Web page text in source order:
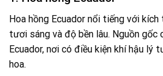
Hoa hồng Ecuador nổi tiếng với
tươi sáng và độ bền lâu. Nguồn gốc
Ecuador, nơi có điều kiện khí hậu lý
hoa.